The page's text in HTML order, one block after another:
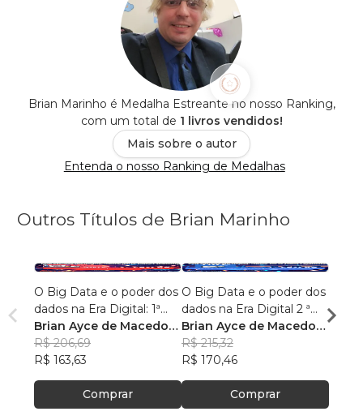
Brian Marinho é Medalha Estreante no nosso Ranking,
com um total de 1 livros vendidos!
Mais sobre o autor
Entenda o nosso Ranking de Medalhas
Outros Títulos de Brian Marinho
O Big Data e o poder dos
dados na Era Digital: 1ª
Edição.
Brian Ayce de Macedo
Marinho
R$ 206,69
R$ 163,63
Comprar
O Big Data e o poder dos
dados na Era Digital 2 ª
Edição:
Brian Ayce de Macedo
Marinho
R$ 215,32
R$ 170,46
Comprar